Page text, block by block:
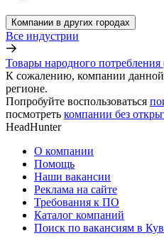
Компании в других городах
Все индустрии
Товары народного
К сожалению, компании
регионе.
Попробуйте воспользоваться
посмотреть компании без
HeadHunter
О компании
Помощь
Наши вакансии
Реклама на сайте
Требования к ПО
Каталог компаний
Поиск по вакансиям в